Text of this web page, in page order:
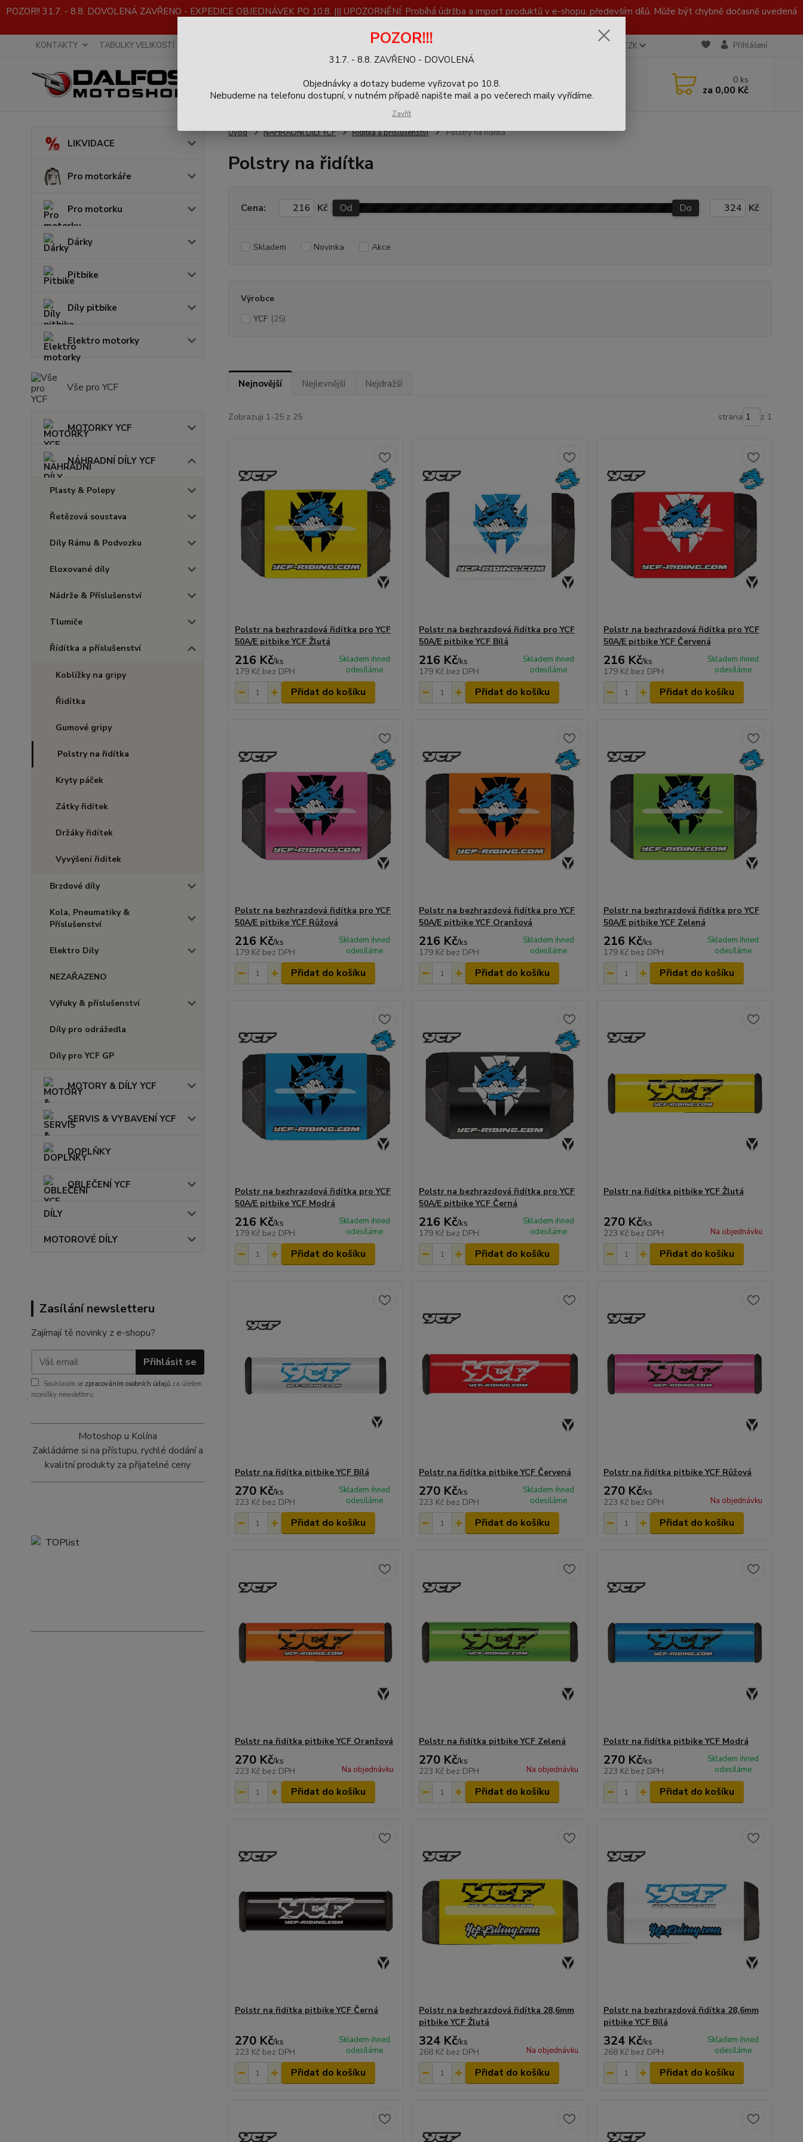
POZOR!! 31.7. - 8.8. DOVOLENÁ ZAVŘENO - EXPEDICE OBJEDNÁVEK PO 10.8. ||| UPOZORNĚNÍ: Probíhá údržba a import produktů v e-shopu, především dílů. Může být chybně dočasně uvedená
KONTAKTY TABULKY VELIKOSTÍ Zpětný odběr výrobků CZK Přihlášení
Hledat 9-16h
0 ks
za 0,00 Kč
LIKVIDACE
Pro motorkáře
Pro motorku
Dárky
Pitbike
Díly pitbike
Elektro motorky
Vše pro YCF
MOTORKY YCF
NÁHRADNÍ DÍLY YCF
Plasty & Polepy
Řetězová soustava
Díly Rámu & Podvozku
Eloxované díly
Nádrže & Příslušenství
Tlumiče
Řídítka a příslušenství
Koblížky na gripy
Řidítka
Gumové gripy
Polstry na řidítka
Kryty páček
Zátky řidítek
Držáky řidítek
Vyvýšení řidítek
Brzdové díly
Kola, Pneumatiky &
Příslušenství
Elektro Díly
NEZAŘAZENO
Výfuky & příslušenství
Díly pro odrážedla
Díly pro YCF GP
MOTORY & DÍLY YCF
SERVIS & VYBAVENÍ YCF
DOPLŇKY
OBLEČENÍ YCF
DÍLY
MOTOROVÉ DÍLY
Zasílání newsletteru
Zajímají tě novinky z e-shopu?
Přihlásit se
Souhlasím se zpracováním osobních údajů za účelem
rozesílky newsletteru.
Motoshop u Kolína
Zakládáme si na přístupu, rychlé dodání a
kvalitní produkty za přijatelné ceny
Úvod NÁHRADNÍ DÍLY YCF Řídítka a příslušenství Polstry na řidítka
Polstry na řidítka
Cena: Kč Od Do Kč
Skladem Novinka Akce
Výrobce
YCF (25)
Nejnovější Nejlevnější Nejdražší
Zobrazuji 1-25 z 25 strana z 1
Polstr na bezhrazdová řidítka pro YCF
50A/E pitbike YCF Žlutá
216 Kč/ks
179 Kč bez DPH
Skladem ihned
odesíláme
Přidat do košíku
Polstr na bezhrazdová řidítka pro YCF
50A/E pitbike YCF Bílá
216 Kč/ks
179 Kč bez DPH
Skladem ihned
odesíláme
Přidat do košíku
Polstr na bezhrazdová řidítka pro YCF
50A/E pitbike YCF Červená
216 Kč/ks
179 Kč bez DPH
Skladem ihned
odesíláme
Přidat do košíku
Polstr na bezhrazdová řidítka pro YCF
50A/E pitbike YCF Růžová
216 Kč/ks
179 Kč bez DPH
Skladem ihned
odesíláme
Přidat do košíku
Polstr na bezhrazdová řidítka pro YCF
50A/E pitbike YCF Oranžová
216 Kč/ks
179 Kč bez DPH
Skladem ihned
odesíláme
Přidat do košíku
Polstr na bezhrazdová řidítka pro YCF
50A/E pitbike YCF Zelená
216 Kč/ks
179 Kč bez DPH
Skladem ihned
odesíláme
Přidat do košíku
Polstr na bezhrazdová řidítka pro YCF
50A/E pitbike YCF Modrá
216 Kč/ks
179 Kč bez DPH
Skladem ihned
odesíláme
Přidat do košíku
Polstr na bezhrazdová řidítka pro YCF
50A/E pitbike YCF Černá
216 Kč/ks
179 Kč bez DPH
Skladem ihned
odesíláme
Přidat do košíku
Polstr na řidítka pitbike YCF Žlutá
270 Kč/ks
223 Kč bez DPH Na objednávku
Přidat do košíku
Polstr na řidítka pitbike YCF Bílá
270 Kč/ks
223 Kč bez DPH
Skladem ihned
odesíláme
Přidat do košíku
Polstr na řidítka pitbike YCF Červená
270 Kč/ks
223 Kč bez DPH
Skladem ihned
odesíláme
Přidat do košíku
Polstr na řidítka pitbike YCF Růžová
270 Kč/ks
223 Kč bez DPH Na objednávku
Přidat do košíku
Polstr na řidítka pitbike YCF Oranžová
270 Kč/ks
223 Kč bez DPH Na objednávku
Přidat do košíku
Polstr na řidítka pitbike YCF Zelená
270 Kč/ks
223 Kč bez DPH Na objednávku
Přidat do košíku
Polstr na řidítka pitbike YCF Modrá
270 Kč/ks
223 Kč bez DPH
Skladem ihned
odesíláme
Přidat do košíku
Polstr na řidítka pitbike YCF Černá
270 Kč/ks
223 Kč bez DPH
Skladem ihned
odesíláme
Přidat do košíku
Polstr na bezhrazdová řidítka 28,6mm
pitbike YCF Žlutá
324 Kč/ks
268 Kč bez DPH Na objednávku
Přidat do košíku
Polstr na bezhrazdová řidítka 28,6mm
pitbike YCF Bílá
324 Kč/ks
268 Kč bez DPH
Skladem ihned
odesíláme
Přidat do košíku
POZOR!!!
31.7. - 8.8. ZAVŘENO - DOVOLENÁ
Objednávky a dotazy budeme vyřizovat po 10.8.
Nebudeme na telefonu dostupní, v nutném případě napište mail a po večerech maily vyřídíme.
Zavřít